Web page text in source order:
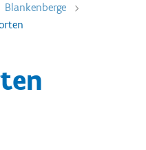
Blankenberge